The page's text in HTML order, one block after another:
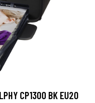
CP1300 BK EU20